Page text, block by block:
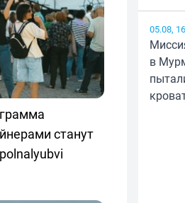
станут
05.08,
в